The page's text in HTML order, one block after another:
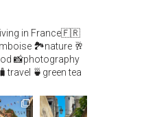
in France🇫🇷
🏞️nature 🥂
📸photography
🍵green tea